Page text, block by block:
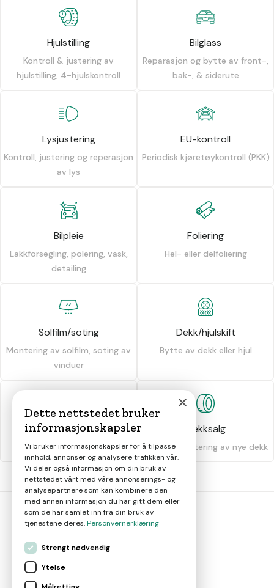
Hjulstilling
Kontroll & justering av
hjulstilling, 4-hjulskontroll
Bilglass
Reparasjon og bytte av front-,
bak-, & siderute
Lysjustering
Kontroll, justering og reperasjon
av lys
EU-kontroll
Periodisk kjøretøykontroll (PKK)
Bilpleie
Lakkforsegling, polering, vask,
detailing
Foliering
Hel- eller delfoliering
Solfilm/soting
Montering av solfilm, soting av
vinduer
Dekk/hjulskift
Bytte av dekk eller hjul
Dekkhotell
Oppbevaring av dekk
Dekksalg
Salg og montering av nye dekk
×
Dette nettstedet bruker
informasjonskapsler
Vi bruker informasjonskapsler for å tilpasse
innhold, annonser og analysere trafikken vår.
Vi deler også informasjon om din bruk av
nettstedet vårt med våre annonserings- og
analysepartnere som kan kombinere den
med annen informasjon du har gitt dem eller
som de har samlet inn fra din bruk av
tjenestene deres.Personvernerklæring
Strengt nødvendig
Ytelse